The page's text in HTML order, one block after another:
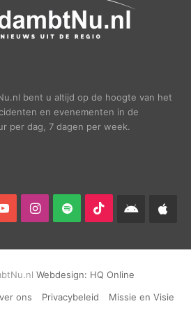
bent u altijd op de hoogte van het
en evenementen in de
per dag, 7 dagen per week.
YouTubeInstagram
Spotify TikTokAndroid
Webdesign: HQ Online
ons Privacybeleid Missie en Visie